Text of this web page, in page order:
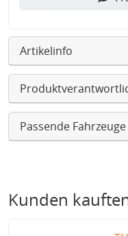
Artikelinfo
Passende Fahrzeuge
Kunden